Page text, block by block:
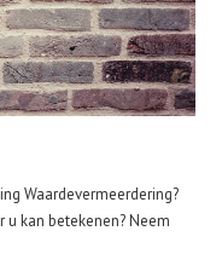
Waardevermeerdering?
kan betekenen? Neem